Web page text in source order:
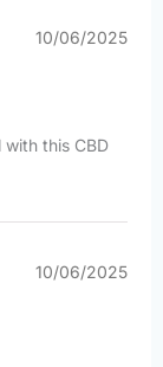
10/06/2025
with this CBD
10/06/2025